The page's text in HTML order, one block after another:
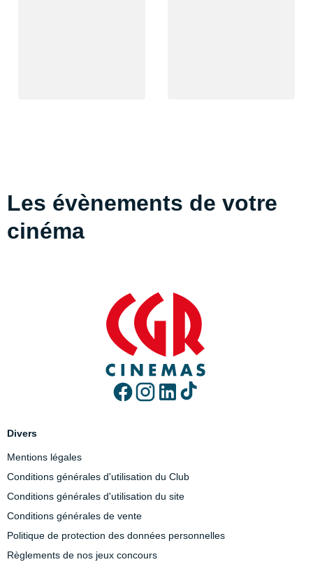
Les évènements de votre
cinéma
Divers
Mentions légales
Conditions générales d'utilisation du Club
Conditions générales d'utilisation du site
Conditions générales de vente
Politique de protection des données personnelles
Règlements de nos jeux concours